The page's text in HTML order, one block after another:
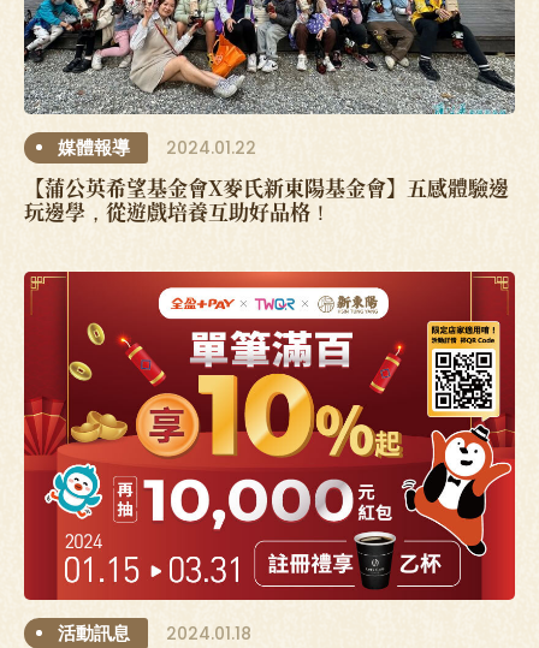
媒體報導 2024.01.22
【蒲公英希望基金會X麥氏新東陽基金會】五感體驗邊
玩邊學，從遊戲培養互助好品格！
活動訊息 2024.01.18